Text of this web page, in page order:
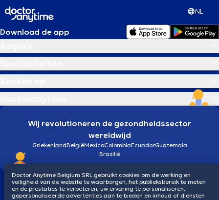
NL
Download de app
Wij revolutioneren de gezondheidssector
wereldwijd
GriekenlandBelgiëMexicoColombiaEcuadorGuatemala
Brazilië
Algemene voorwaardenCookiesPrivacybeleid
Doctor Anytime Belgium SRL gebruikt cookies om de werking en
veiligheid van de website te waarborgen, het publieksbereik te meten
en de prestaties te verbeteren, uw ervaring te personaliseren,
gepersonaliseerde advertenties aan te bieden en inhoud of diensten